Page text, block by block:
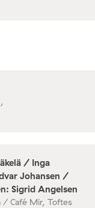
/ Inga
Johansen /
Sigrid Angelsen
/ Café Mir, Toftes